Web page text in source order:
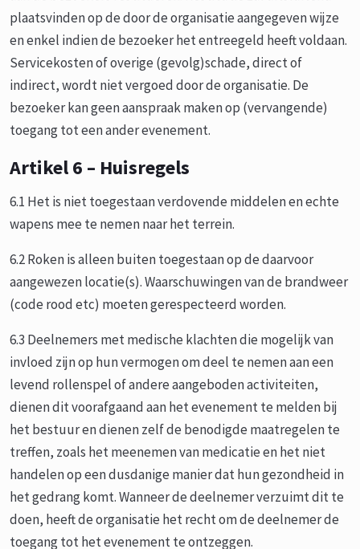
plaatsvinden op de door de organisatie aangegeven wijze
en enkel indien de bezoeker het entreegeld heeft voldaan.
Servicekosten of overige (gevolg)schade, direct of
indirect, wordt niet vergoed door de organisatie. De
bezoeker kan geen aanspraak maken op (vervangende)
toegang tot een ander evenement.
Artikel 6 – Huisregels
6.1 Het is niet toegestaan verdovende middelen en echte
wapens mee te nemen naar het terrein.
6.2 Roken is alleen buiten toegestaan op de daarvoor
aangewezen locatie(s). Waarschuwingen van de brandweer
(code rood etc) moeten gerespecteerd worden.
6.3 Deelnemers met medische klachten die mogelijk van
invloed zijn op hun vermogen om deel te nemen aan een
levend rollenspel of andere aangeboden activiteiten,
dienen dit voorafgaand aan het evenement te melden bij
het bestuur en dienen zelf de benodigde maatregelen te
treffen, zoals het meenemen van medicatie en het niet
handelen op een dusdanige manier dat hun gezondheid in
het gedrang komt. Wanneer de deelnemer verzuimt dit te
doen, heeft de organisatie het recht om de deelnemer de
toegang tot het evenement te ontzeggen.